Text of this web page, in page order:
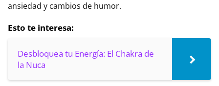
ansiedad y cambios de humor.
Esto te interesa:
Desbloquea tu Energía: El Chakra de
la Nuca